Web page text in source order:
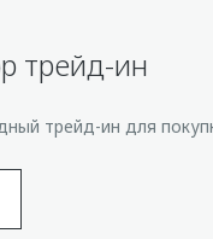
трейд-ин
трейд-ин для